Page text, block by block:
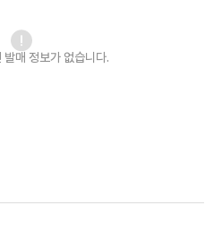
발매 정보가 없습니다.